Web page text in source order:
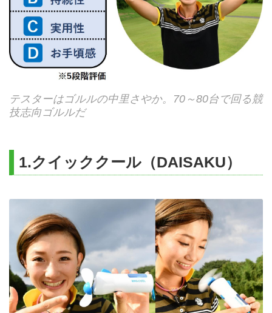
テスターはゴルルの中里さやか。70～80台で回る競
技志向ゴルルだ
1.クイッククール（DAISAKU）